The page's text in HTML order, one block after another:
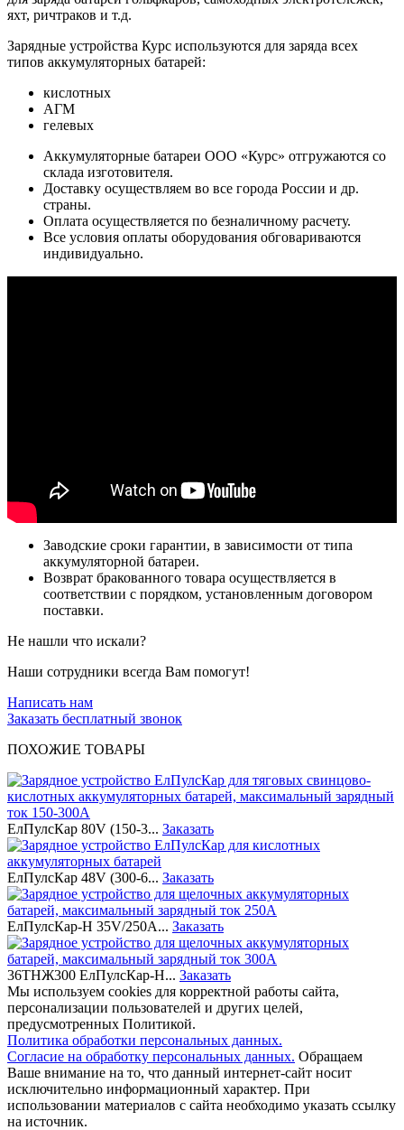
яхт, ричтраков и т.д.
Зарядные устройства Курс используются для заряда всех
типов аккумуляторных батарей:
кислотных
АГМ
гелевых
Аккумуляторные батареи ООО «Курс» отгружаются со
склада изготовителя.
Доставку осуществляем во все города России и др.
страны.
Оплата осуществляется по безналичному расчету.
Все условия оплаты оборудования обговариваются
индивидуально.
Заводские сроки гарантии, в зависимости от типа
аккумуляторной батареи.
Возврат бракованного товара осуществляется в
соответствии с порядком, установленным договором
поставки.
Не нашли что искали?
Наши сотрудники всегда Вам помогут!
Написать нам
Заказать бесплатный звонок
ПОХОЖИЕ ТОВАРЫ
ЕлПулсКар 80V (150-3... Заказать
ЕлПулсКар 48V (300-6... Заказать
ЕлПулсКар-Н 35V/250A... Заказать
36ТНЖ300 ЕлПулсКар-Н... Заказать
Мы используем cookies для корректной работы сайта,
персонализации пользователей и других целей,
предусмотренных Политикой.
Политика обработки персональных данных.
Согласие на обработку персональных данных. Обращаем
Ваше внимание на то, что данный интернет-сайт носит
исключительно информационный характер. При
использовании материалов c сайта необходимо указать ссылку
на источник.